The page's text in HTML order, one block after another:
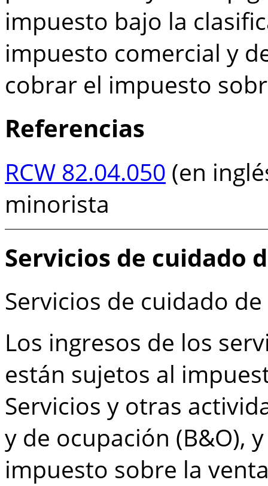
impuesto bajo la
impuesto comercial y
cobrar el impuesto
Referencias
RCW 82.04.050 (en
minorista
Servicios de cuidado
Servicios de cuidado
Los ingresos de los
están sujetos al
Servicios y otras
y de ocupación (B&O),
impuesto sobre la